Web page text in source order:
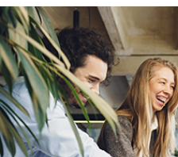
este la fel de importantă ca
somnul adolescenților, pe
specifică vârstei, este afectat și
ecranelor. Somnul prost duce
și la probleme de sănătate pe
de produse digitale de
vieții reale, ale